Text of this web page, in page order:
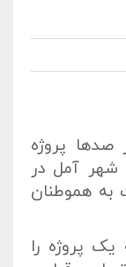
پروژه
شهر آمل در
به هموطنان
یک پروژه را